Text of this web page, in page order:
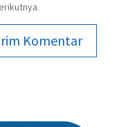
Komentar